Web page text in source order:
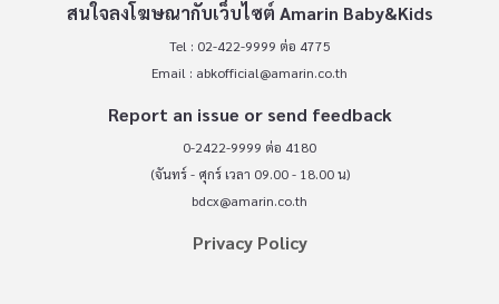
สนใจลงโฆษณากับเว็บไซต์ Amarin Baby&Kids
Tel : 02-422-9999 ต่อ 4775
Email : abkofficial@amarin.co.th
Report an issue or send feedback
0-2422-9999 ต่อ 4180
(จันทร์ - ศุกร์ เวลา 09.00 - 18.00 น)
bdcx@amarin.co.th
Privacy Policy